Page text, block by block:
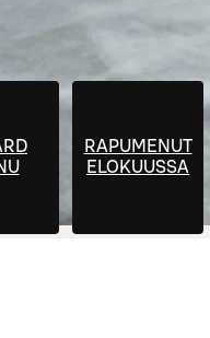
RAPUMENUT
ELOKUUSSA